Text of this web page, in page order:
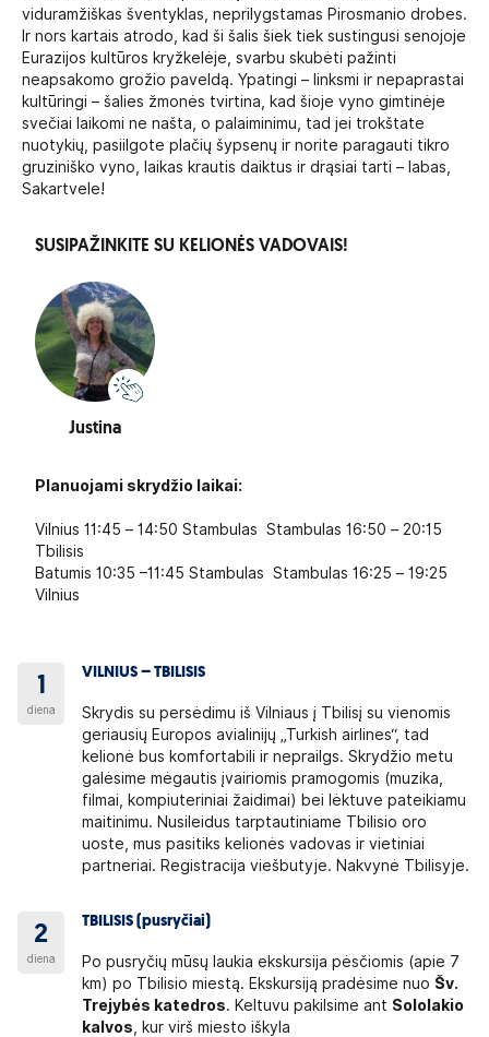
viduramžiškas šventyklas, neprilygstamas Pirosmanio drobes.
Ir nors kartais atrodo, kad ši šalis šiek tiek sustingusi senojoje
Eurazijos kultūros kryžkelėje, svarbu skubėti pažinti
neapsakomo grožio paveldą. Ypatingi – linksmi ir nepaprastai
kultūringi – šalies žmonės tvirtina, kad šioje vyno gimtinėje
svečiai laikomi ne našta, o palaiminimu, tad jei trokštate
nuotykių, pasiilgote plačių šypsenų ir norite paragauti tikro
gruziniško vyno, laikas krautis daiktus ir drąsiai tarti – labas,
Sakartvele!
SUSIPAŽINKITE SU KELIONĖS VADOVAIS!
Justina
Planuojami skrydžio laikai:
Vilnius 11:45 – 14:50 Stambulas Stambulas 16:50 – 20:15
Tbilisis
Batumis 10:35 –11:45 Stambulas Stambulas 16:25 – 19:25
Vilnius
1
diena
VILNIUS – TBILISIS
Skrydis su persėdimu iš Vilniaus į Tbilisį su vienomis
geriausių Europos avialinijų „Turkish airlines“, tad
kelionė bus komfortabili ir neprailgs. Skrydžio metu
galėsime mėgautis įvairiomis pramogomis (muzika,
filmai, kompiuteriniai žaidimai) bei lėktuve pateikiamu
maitinimu. Nusileidus tarptautiniame Tbilisio oro
uoste, mus pasitiks kelionės vadovas ir vietiniai
partneriai. Registracija viešbutyje. Nakvynė Tbilisyje.
2
diena
TBILISIS (pusryčiai)
Po pusryčių mūsų laukia ekskursija pėsčiomis (apie 7
km) po Tbilisio miestą. Ekskursiją pradėsime nuo Šv.
Trejybės katedros. Keltuvu pakilsime ant Sololakio
kalvos , kur virš miesto iškyla